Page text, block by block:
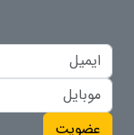
عضویت